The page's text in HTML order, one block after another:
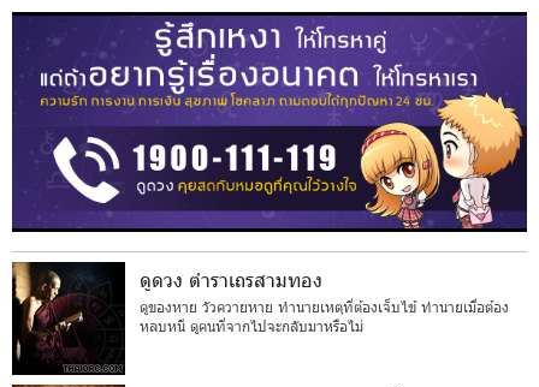
ดูดวง ตำราเถรสามทอง
ดูของหาย วัวควายหาย ทำนายเหตุที่ต้องเจ็บไข้ ทำนายเมื่อต้อง
หลบหนี ดูคนที่จากไปจะกลับมาหรือไม่